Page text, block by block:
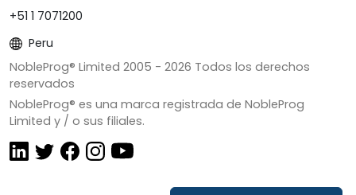
+51 1 7071200
Peru
NobleProg® Limited 2005 - 2026 Todos los derechos
reservados
NobleProg® es una marca registrada de NobleProg
Limited y / o sus filiales.